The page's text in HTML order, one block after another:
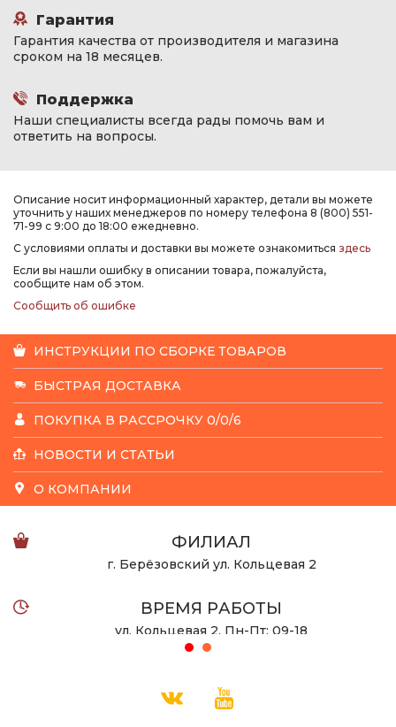
Гарантия
Гарантия качества от производителя и магазина
сроком на 18 месяцев.
Поддержка
Наши специалисты всегда рады помочь вам и
ответить на вопросы.
Описание носит информационный характер, детали вы можете
уточнить у наших менеджеров по номеру телефона 8 (800) 551-
71-99 с 9:00 до 18:00 ежедневно.
С условиями оплаты и доставки вы можете ознакомиться здесь
Если вы нашли ошибку в описании товара, пожалуйста,
сообщите нам об этом.
Сообщить об ошибке
ИНСТРУКЦИИ ПО СБОРКЕ ТОВАРОВ
БЫСТРАЯ ДОСТАВКА
ПОКУПКА В РАССРОЧКУ 0/0/6
НОВОСТИ И СТАТЬИ
О КОМПАНИИ
ФИЛИАЛ
г. Берёзовский ул. Кольцевая 2
ВРЕМЯ РАБОТЫ
ул. Кольцевая 2, Пн-Пт: 09-18
ул. Халтурина 53 Пн-Вс: 10-22
ТЕЛЕФОН
8 932 123-08-55